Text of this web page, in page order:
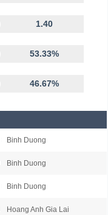
1.40
53.33%
46.67%
Binh Duong
Binh Duong
Binh Duong
Hoang Anh Gia Lai